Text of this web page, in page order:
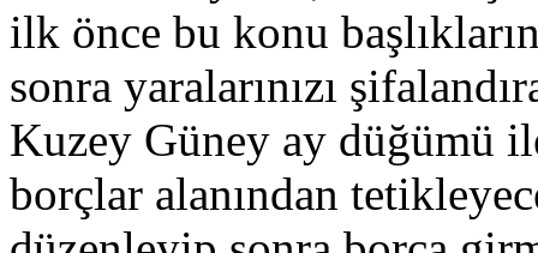
ilk önce bu konu
sonra yaralarınızı
Kuzey Güney ay düğümü
borçlar alanından